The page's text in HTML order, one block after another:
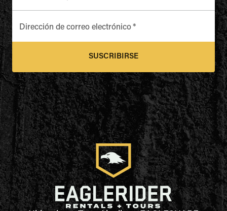
Dirección de correo electrónico*
SUSCRIBIRSE